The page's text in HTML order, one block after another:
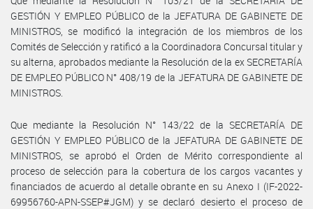
GESTIÓN Y EMPLEO PÚBLICO de la JEFATURA DE GABINETE DE
MINISTROS, se modificó la integración de los miembros de los
Comités de Selección y ratificó a la Coordinadora Concursal titular y
su alterna, aprobados mediante la Resolución de la ex SECRETARÍA
DE EMPLEO PÚBLICO N° 408/19 de la JEFATURA DE GABINETE DE
MINISTROS.
Que mediante la Resolución N° 143/22 de la SECRETARÍA DE
GESTIÓN Y EMPLEO PÚBLICO de la JEFATURA DE GABINETE DE
MINISTROS, se aprobó el Orden de Mérito correspondiente al
proceso de selección para la cobertura de los cargos vacantes y
financiados de acuerdo al detalle obrante en su Anexo I (IF-2022-
69956760-APN-SSEP#JGM) y se declaró desierto el proceso de